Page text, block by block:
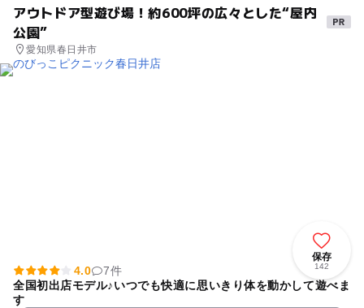
アウトドア型遊び場！約600坪の広々とした“屋内
公園”
愛知県春日井市
保存
142
4.0
7件
全国初出店モデル♪いつでも快適に思いきり体を動かして遊べま
す